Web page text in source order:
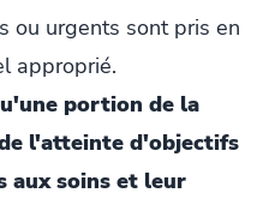
ou urgents sont pris en
approprié.
portion de la
l'atteinte d'objectifs
aux soins et leur